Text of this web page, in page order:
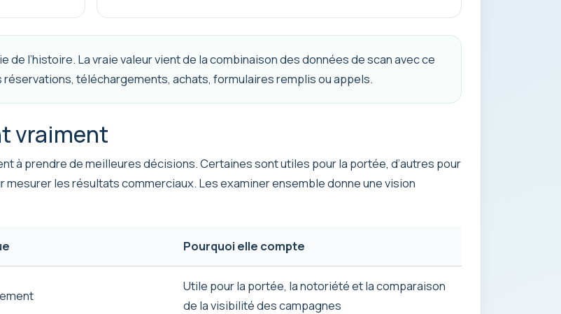
de l’histoire. La vraie valeur vient de la combinaison des données de scan avec ce
téléchargements, achats, formulaires remplis ou appels.
vraiment
à prendre de meilleures décisions. Certaines sont utiles pour la portée, d’autres pour
les résultats commerciaux. Les examiner ensemble donne une vision
Pourquoi elle compte
Utile pour la portée, la notoriété et la comparaison
de la visibilité des campagnes